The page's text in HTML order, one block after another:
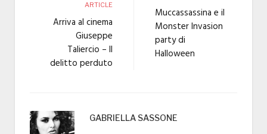
ARTICLE
Arriva al cinema
Giuseppe
Taliercio – Il
delitto perduto
Muccassassina e il
Monster Invasion
party di
Halloween
GABRIELLA SASSONE